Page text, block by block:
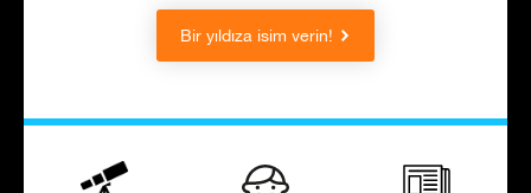
Bir yıldıza isim verin!